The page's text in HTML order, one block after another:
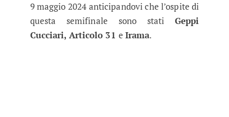
9 maggio 2024 anticipandovi che l’ospite di
questa semifinale sono stati Geppi
Cucciari, Articolo 31 e Irama.